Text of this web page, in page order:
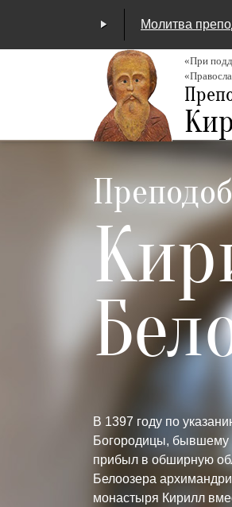
00:00/04:25
Молитва
«При
В 1397 году по
Богородицы, бывшему
прибыл в обширную
Белоозера
монастыря Кирилл